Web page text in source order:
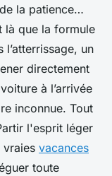
la patience…
là que la formule
un
directement
à l’arrivée
inconnue. Tout
l'esprit léger
vraies vacances
toute